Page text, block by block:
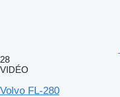
28
VIDÉO
Volvo FL-280